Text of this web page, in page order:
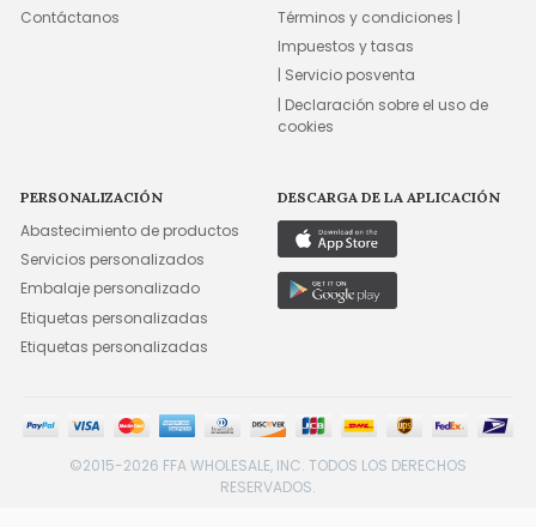
Contáctanos
Términos y condiciones |
Impuestos y tasas
| Servicio posventa
| Declaración sobre el uso de
cookies
PERSONALIZACIÓN
Abastecimiento de productos
Servicios personalizados
Embalaje personalizado
Etiquetas personalizadas
Etiquetas personalizadas
DESCARGA DE LA APLICACIÓN
©2015-2026 FFA WHOLESALE, INC. TODOS LOS DERECHOS
RESERVADOS.